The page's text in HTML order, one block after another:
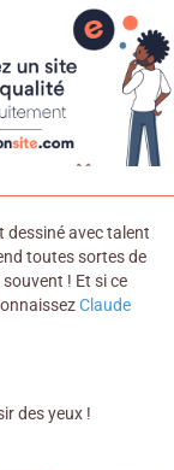
-
dessiné avec talent
toutes sortes de
! Et si ce
Claude
des yeux !